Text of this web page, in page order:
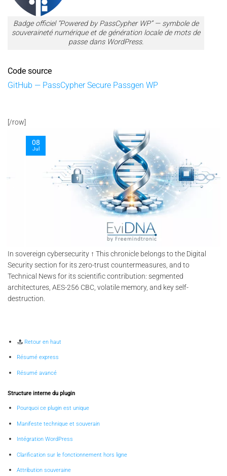
Badge officiel “Powered by PassCypher WP” — symbole de
souveraineté numérique et de génération locale de mots de
passe dans WordPress.
Code source
GitHub — PassCypher Secure Passgen WP
[/row]
In sovereign cybersecurity ↑ This chronicle belongs to the Digital
Security section for its zero-trust countermeasures, and to
Technical News for its scientific contribution: segmented
architectures, AES-256 CBC, volatile memory, and key self-
destruction.
Retour en haut
Résumé express
Résumé avancé
Structure interne du plugin
Pourquoi ce plugin est unique
Manifeste technique et souverain
Intégration WordPress
Clarification sur le fonctionnement hors ligne
Attribution souveraine